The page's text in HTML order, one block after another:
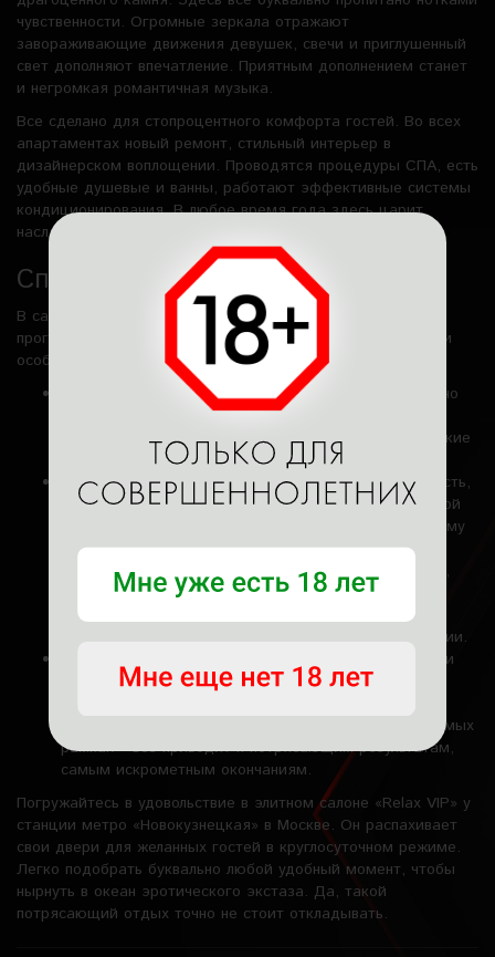
чувственности. Огромные зеркала отражают
завораживающие движения девушек, свечи и приглушенный
свет дополняют впечатление. Приятным дополнением станет
и негромкая романтичная музыка.
Все сделано для стопроцентного комфорта гостей. Во всех
апартаментах новый ремонт, стильный интерьер в
дизайнерском воплощении. Проводятся процедуры СПА, есть
удобные душевые и ванны, работают эффективные системы
кондиционирования. В любое время года здесь царит
наслаждение.
Спектр программ интим-массажа
В салоне доступен богатый калейдоскоп фирменных
программ эротического массажа. Некоторые из них стали
особенно популярными, любимыми гостями.
«Экспресс» идеально подойдет всем, для кого важно
сэкономить время. И при этом получить максимум
наслаждения. Сюда входит массаж боди, эротические
техники, чувственные касания.
«Love is» включает классическую и эротическую часть,
невероятные эксклюзивные имитации от сексуальной
девушки. Массаж выполняется телом по телу, поэтому
можно прочувствовать все прелести техники.
Потрясающий эффект дарит тантрическая техника,
массаж лингама, а отличным бонусом становится
совместный душ с массажисткой. Многим нравится
интересное дополнение в формате чайной церемонии.
«Хайре Кришны» завораживает двумя эротическими
частями, помогает забыть об усталости во время
возбуждающие касания, взаимные ласки в допустимых
рамках – все приводит к потрясающим результатам,
самым искрометным окончаниям.
Погружайтесь в удовольствие в элитном салоне «Relax VIP» у
станции метро «Новокузнецкая» в Москве. Он распахивает
свои двери для желанных гостей в круглосуточном режиме.
Легко подобрать буквально любой удобный момент, чтобы
нырнуть в океан эротического экстаза. Да, такой
потрясающий отдых точно не стоит откладывать.